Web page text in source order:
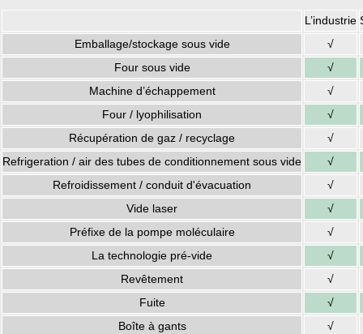
L’industrie
Emballage/stockage sous vide
√
Four sous vide
√
Machine d’échappement
√
Four / lyophilisation
√
Récupération de gaz / recyclage
√
Refrigeration / air des tubes de conditionnement sous vide
√
Refroidissement / conduit d'évacuation
√
Vide laser
√
Préfixe de la pompe moléculaire
√
La technologie pré-vide
√
Revêtement
√
Fuite
√
Boîte à gants
√